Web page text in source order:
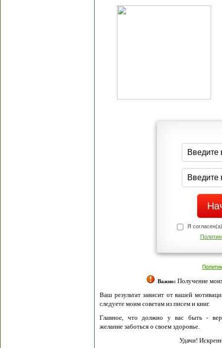
Я
Важно: Получение
Ваш результат зависит от вашей
следуете моим советам из писем и книг.
Главное, что должно у вас быть -
желание заботься о своем здоровье.
Удачи!